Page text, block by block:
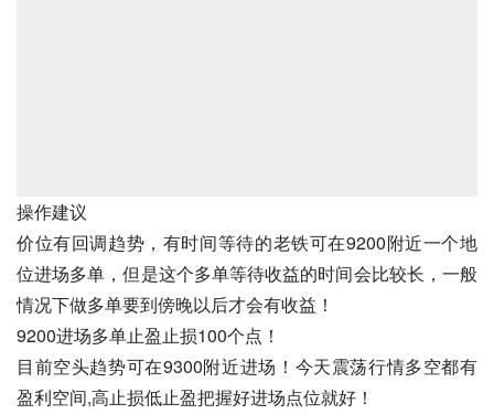
操作建议
价位有回调趋势，有时间等待的老铁可在9200附近一个地
位进场多单，但是这个多单等待收益的时间会比较长，一般
情况下做多单要到傍晚以后才会有收益！
9200进场多单止盈止损100个点！
目前空头趋势可在9300附近进场！今天震荡行情多空都有
盈利空间,高止损低止盈把握好进场点位就好！